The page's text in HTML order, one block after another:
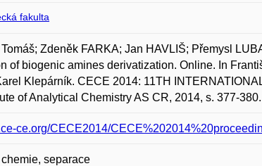
fakulta
Zdeněk FARKA; Jan HAVLIŠ; Přemysl
of biogenic amines derivatization. Online. In
Klepárník. CECE 2014: 11TH
of Analytical Chemistry AS CR, 2014, s. 377-
ce.org/CECE2014/
separace